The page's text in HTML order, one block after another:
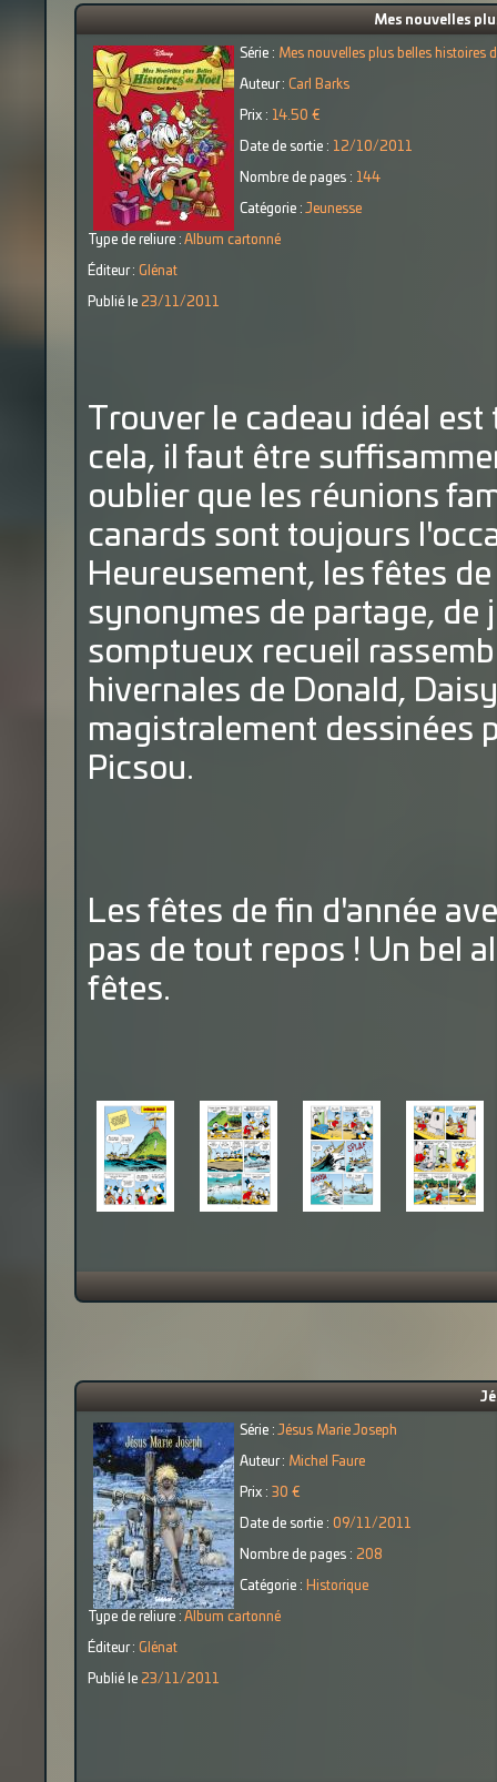
Mes nouvelles
Série : Mes nouvelles plus belles histoires
Auteur : Carl Barks
Prix : 14.50 €
Date de sortie : 12/10/2011
Nombre de pages : 144
Catégorie : Jeunesse
Type de reliure : Album cartonné
Éditeur : Glénat
Publié le 23/11/2011
Trouver le cadeau idéal
cela, il faut être
oublier que les réunions
canards sont toujours
Heureusement, les fêtes
synonymes de partage, de
somptueux recueil
hivernales de Donald,
magistralement dessinées
Picsou.
Les fêtes de fin d'année
pas de tout repos ! Un bel
fêtes.
Série : Jésus Marie Joseph
Auteur : Michel Faure
Prix : 30 €
Date de sortie : 09/11/2011
Nombre de pages : 208
Catégorie : Historique
Type de reliure : Album cartonné
Éditeur : Glénat
Publié le 23/11/2011